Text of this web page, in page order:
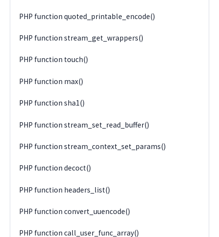
PHP function quoted_printable_encode()
PHP function stream_get_wrappers()
PHP function touch()
PHP function max()
PHP function sha1()
PHP function stream_set_read_buffer()
PHP function stream_context_set_params()
PHP function decoct()
PHP function headers_list()
PHP function convert_uuencode()
PHP function call_user_func_array()